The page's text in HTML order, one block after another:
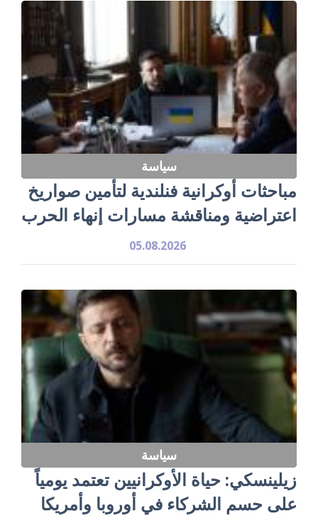
سياسة
مباحثات أوكرانية فنلندية لتأمين صواريخ
اعتراضية ومناقشة مسارات إنهاء الحرب
05.08.2026
سياسة
زيلينسكي: حياة الأوكرانيين تعتمد يومياً
على حسم الشركاء في أوروبا وأمريكا